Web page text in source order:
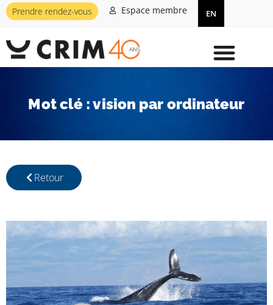
Prendre rendez-vous Espace membre EN
Mot clé : vision par ordinateur
Retour